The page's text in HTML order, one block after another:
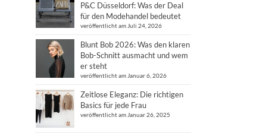
P&C Düsseldorf: Was der Deal
für den Modehandel bedeutet
veröffentlicht am Juli 24, 2026
Blunt Bob 2026: Was den klaren
Bob-Schnitt ausmacht und wem
er steht
veröffentlicht am Januar 6, 2026
Zeitlose Eleganz: Die richtigen
Basics für jede Frau
veröffentlicht am Januar 26, 2025